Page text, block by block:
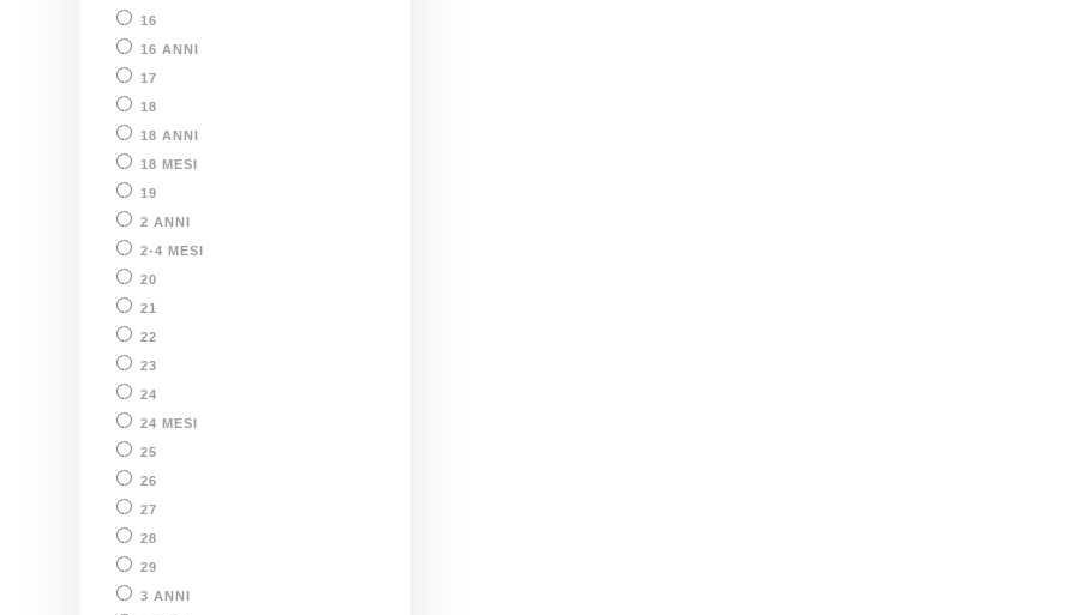
16
16 ANNI
17
18
18 ANNI
18 MESI
19
2 ANNI
2-4 MESI
20
21
22
23
24
24 MESI
25
26
27
28
29
3 ANNI